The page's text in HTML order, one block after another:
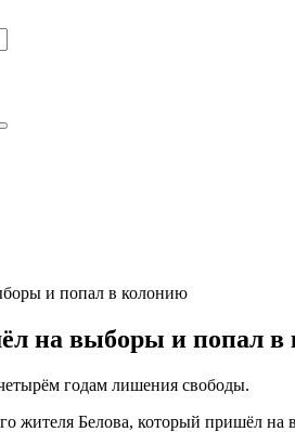
на выборы и попал
годам лишения свободы.
жителя Белова, который пришёл